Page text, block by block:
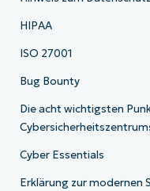
HIPAA
ISO 27001
Bug Bounty
Die acht wichtigsten
Cyber Essentials
Erklärung zur modernen